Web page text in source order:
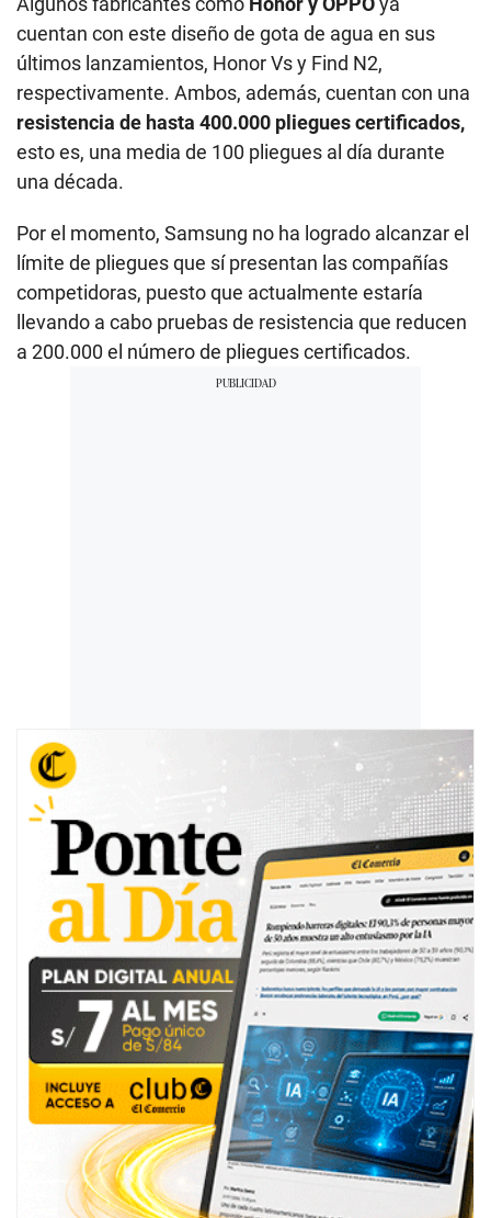
cuentan con este diseño de gota de agua en sus
últimos lanzamientos, Honor Vs y Find N2,
respectivamente. Ambos, además, cuentan con una
resistencia de hasta 400.000 pliegues certificados,
esto es, una media de 100 pliegues al día durante
una década.
Por el momento, Samsung no ha logrado alcanzar el
límite de pliegues que sí presentan las compañías
competidoras, puesto que actualmente estaría
llevando a cabo pruebas de resistencia que reducen
a 200.000 el número de pliegues certificados.